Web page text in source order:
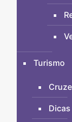
Turismo
Dicas